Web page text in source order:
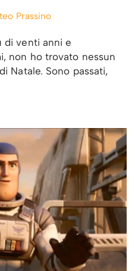
Prassino
di venti anni e
non ho trovato nessun
Natale. Sono passati,